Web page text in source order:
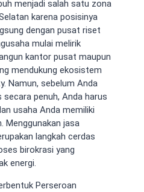
menjadi salah satu zona
karena posisinya
dengan pusat riset
mulai melirik
kantor pusat maupun
mendukung ekosistem
Namun, sebelum Anda
penuh, Anda harus
usaha Anda memiliki
Menggunakan jasa
langkah cerdas
birokrasi yang
energi.
Perseroan